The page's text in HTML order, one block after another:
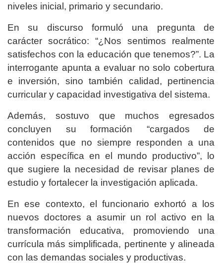
niveles inicial, primario y secundario.
En su discurso formuló una pregunta de
carácter socrático: “¿Nos sentimos realmente
satisfechos con la educación que tenemos?”. La
interrogante apunta a evaluar no solo cobertura
e inversión, sino también calidad, pertinencia
curricular y capacidad investigativa del sistema.
Además, sostuvo que muchos egresados
concluyen su formación “cargados de
contenidos que no siempre responden a una
acción específica en el mundo productivo”, lo
que sugiere la necesidad de revisar planes de
estudio y fortalecer la investigación aplicada.
En ese contexto, el funcionario exhortó a los
nuevos doctores a asumir un rol activo en la
transformación educativa, promoviendo una
currícula más simplificada, pertinente y alineada
con las demandas sociales y productivas.